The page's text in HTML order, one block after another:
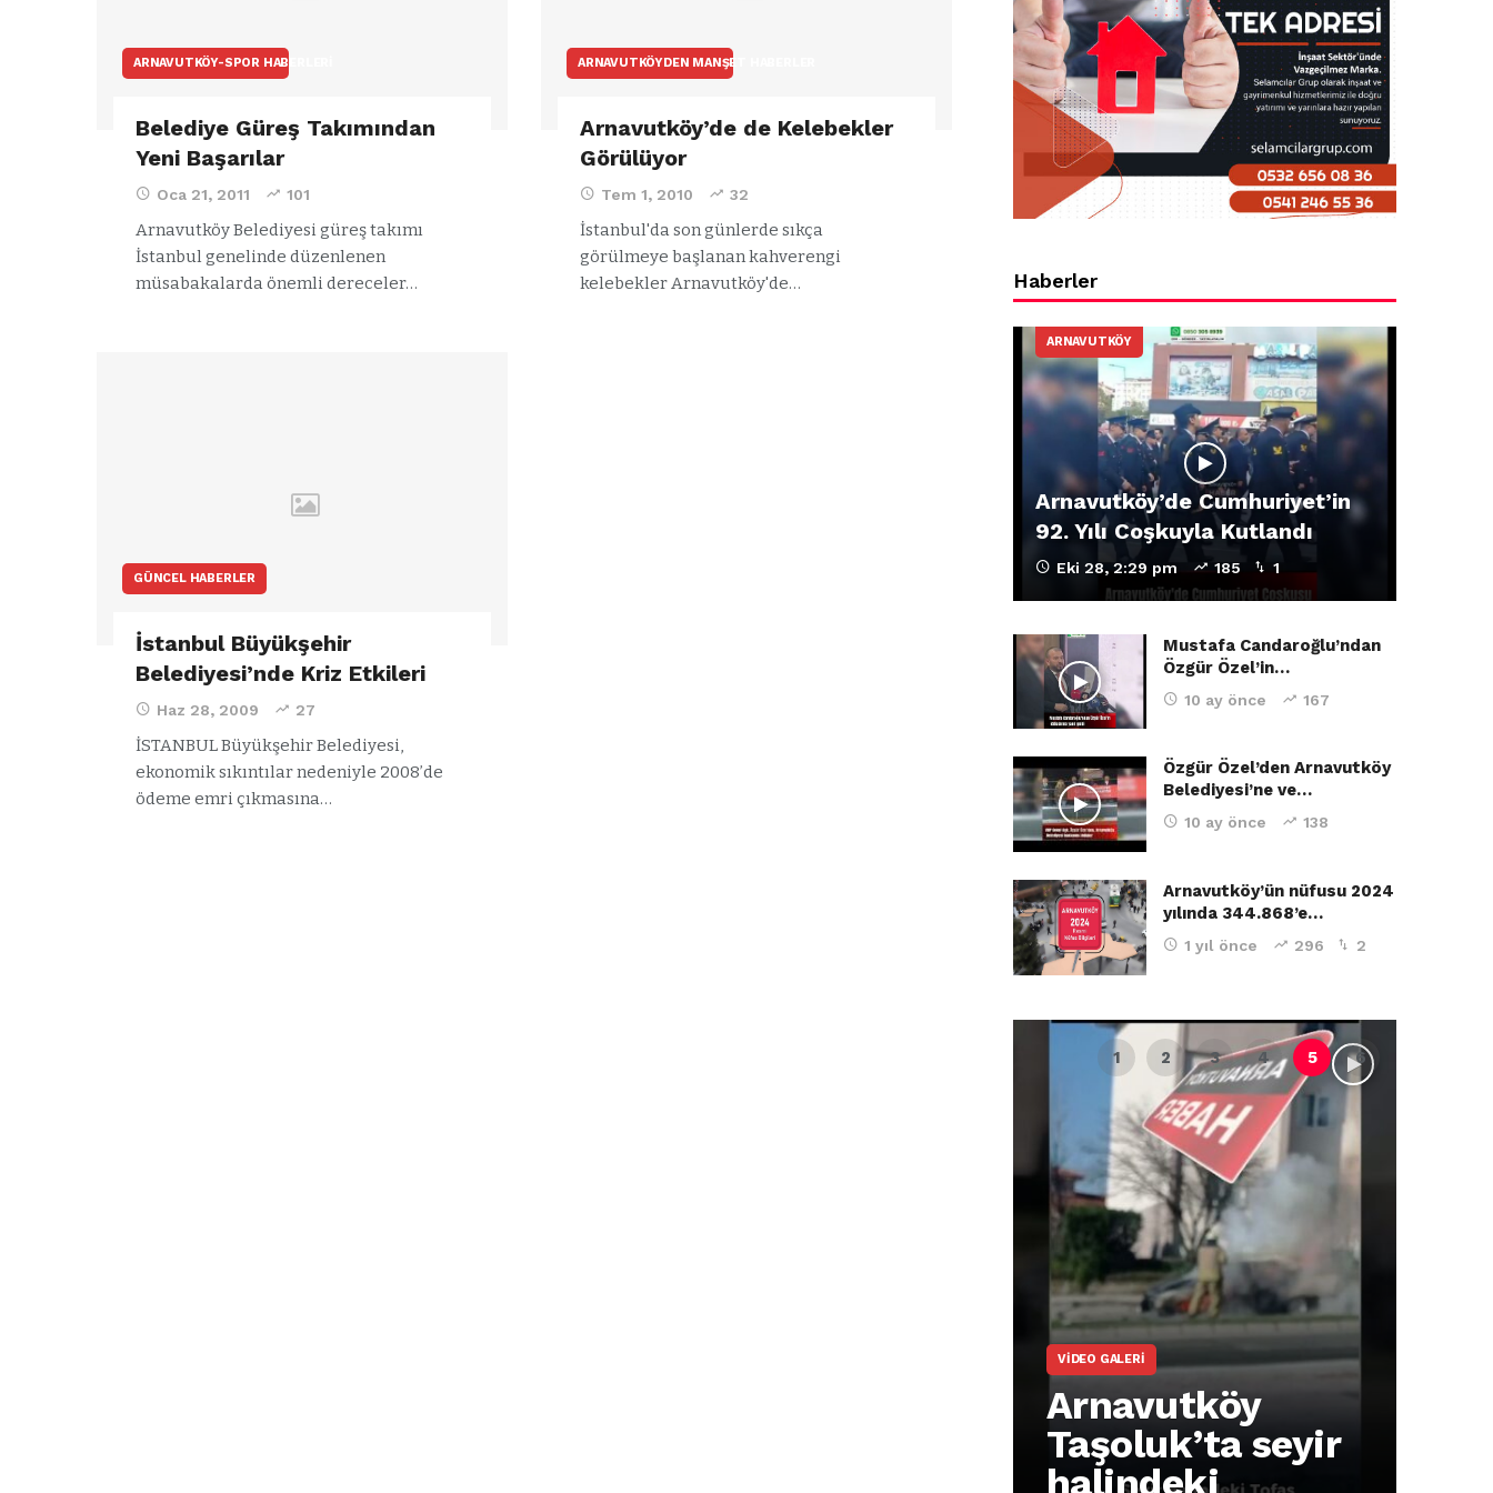
ARNAVUTKÖY-SPOR HABERLERI
Belediye Güreş Takımından
Yeni Başarılar
Oca 21, 2011 101
Arnavutköy Belediyesi güreş takımı
İstanbul genelinde düzenlenen
müsabakalarda önemli dereceler…
ARNAVUTKÖYDEN MANŞET HABERLER
Arnavutköy’de de Kelebekler
Görülüyor
Tem 1, 2010 32
İstanbul'da son günlerde sıkça
görülmeye başlanan kahverengi
kelebekler Arnavutköy'de…
GÜNCEL HABERLER
İstanbul Büyükşehir
Belediyesi’nde Kriz Etkileri
Haz 28, 2009 27
İSTANBUL Büyükşehir Belediyesi,
ekonomik sıkıntılar nedeniyle 2008’de
ödeme emri çıkmasına…
Haberler
ARNAVUTKÖY
Arnavutköy’de Cumhuriyet’in
92. Yılı Coşkuyla Kutlandı
Eki 28, 2:29 pm 185 1
Mustafa Candaroğlu’ndan
Özgür Özel’in…
10 ay önce 167
Özgür Özel’den Arnavutköy
Belediyesi’ne ve…
10 ay önce 138
Arnavutköy’ün nüfusu 2024
yılında 344.868’e…
1 yıl önce 296 2
VIDEO GALERI
Arnavutköy
Taşoluk’ta seyir
halindeki